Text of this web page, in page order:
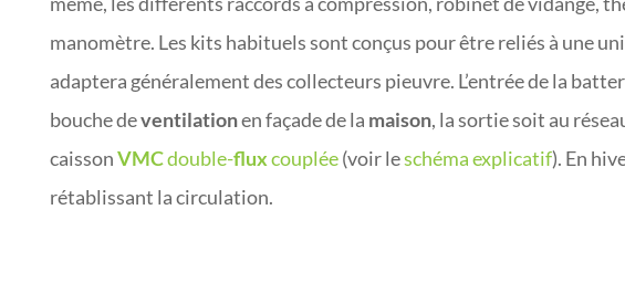
manomètre. Les kits habituels sont conçus pour être reliés à une
adaptera généralement des collecteurs pieuvre. L’entrée de la
bouche deventilationen façade de la maison, la sortie soit au
caissonVMCdouble-fluxcouplée(voir leschéma explicatif). En
rétablissant la circulation.